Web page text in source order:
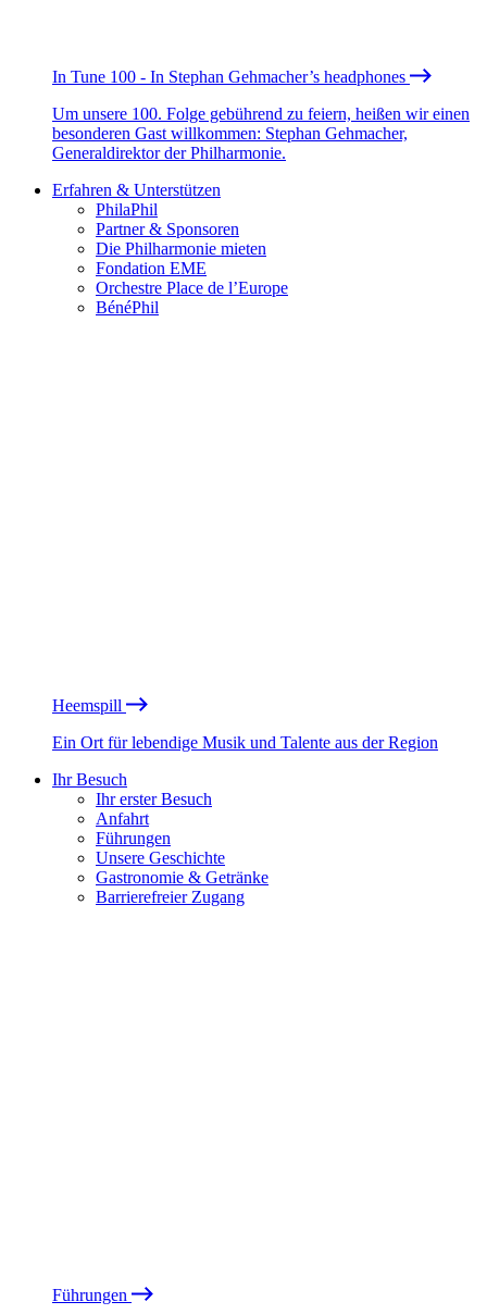
In Tune 100 - In Stephan Gehmacher’s headphones
Um unsere 100. Folge gebührend zu feiern, heißen wir einen
besonderen Gast willkommen: Stephan Gehmacher,
Generaldirektor der Philharmonie.
Erfahren & Unterstützen
PhilaPhil
Partner & Sponsoren
Die Philharmonie mieten
Fondation EME
Orchestre Place de l’Europe
BénéPhil
Heemspill
Ein Ort für lebendige Musik und Talente aus der Region
Ihr Besuch
Ihr erster Besuch
Anfahrt
Führungen
Unsere Geschichte
Gastronomie & Getränke
Barrierefreier Zugang
Führungen